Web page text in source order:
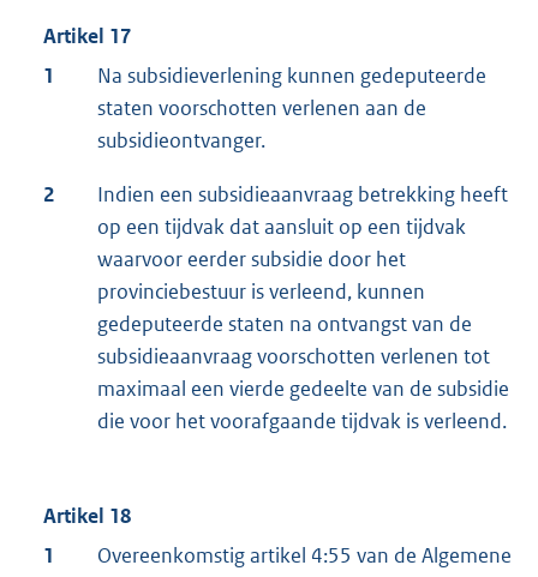
Artikel 17
1
Na subsidieverlening kunnen gedeputeerde
staten voorschotten verlenen aan de
subsidieontvanger.
2
Indien een subsidieaanvraag betrekking heeft
op een tijdvak dat aansluit op een tijdvak
waarvoor eerder subsidie door het
provinciebestuur is verleend, kunnen
gedeputeerde staten na ontvangst van de
subsidieaanvraag voorschotten verlenen tot
maximaal een vierde gedeelte van de subsidie
die voor het voorafgaande tijdvak is verleend.
Artikel 18
1
Overeenkomstig artikel 4:55 van de Algemene